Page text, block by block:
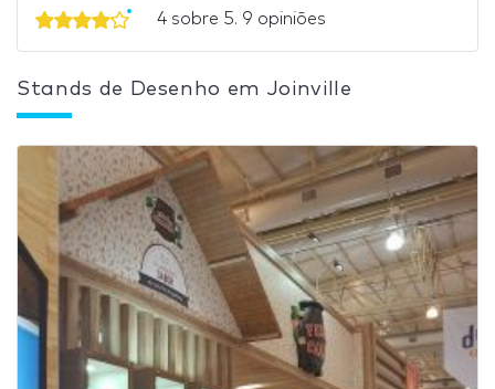
4 sobre 5. 9 opiniões
Stands de Desenho em Joinville